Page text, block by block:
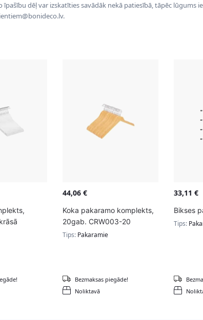
dēļ var izskatīties savādāk nekā patiesībā, tāpēc lūgums
44,06€
Koka pakaramo komplekts,
20gab. CRW003-20
Tips: Pakaramie
Noliktavā
Bezmaksas piegāde!
33,11 €
Bikses
Tips: